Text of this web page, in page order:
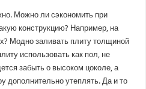
Можно ли сэкономить при
конструкцию? Например, на
Модно заливать плиту толщиной
использовать как пол, не
забыть о высоком цоколе, а
дополнительно утеплять. Да и то